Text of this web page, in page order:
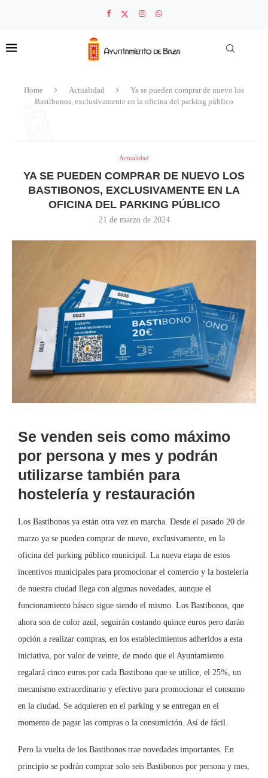
Home Actualidad
Ya se pueden comprar de nuevo los
Bastibonos, exclusivamente en la oficina del parking público
Actualidad
YA SE PUEDEN COMPRAR DE NUEVO LOS
BASTIBONOS, EXCLUSIVAMENTE EN LA
OFICINA DEL PARKING PÚBLICO
21 de marzo de 2024
Se venden seis como máximo
por persona y mes y podrán
utilizarse también para
hostelería y restauración
Los Bastibonos ya están otra vez en marcha. Desde el pasado 20 de
marzo ya se pueden comprar de nuevo, exclusivamente, en la
oficina del parking público municipal. La nueva etapa de estos
incentivos municipales para promocionar el comercio y la hostelería
de nuestra ciudad llega con algunas novedades, aunque el
funcionamiento básico sigue siendo el mismo. Los Bastibonos, que
ahora son de color azul, seguirán costando quince euros pero darán
opción a realizar compras, en los establecimientos adheridos a esta
iniciativa, por valor de veinte, de modo que el Ayuntamiento
regalará cinco euros por cada Bastibono que se utilice, el 25%, un
mecanismo extraordinario y efectivo para promocionar el consumo
en la ciudad. Se adquieren en el parking y se entregan en el
momento de pagar las compras o la consumición. Así de fácil.
Pero la vuelta de los Bastibonos trae novedades importantes. En
principio se podrán comprar solo seis Bastibonos por persona y mes,